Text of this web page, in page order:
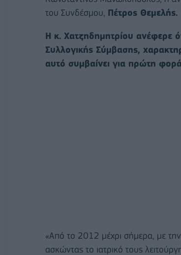
του Συνδέσμου, Πέτρος Θεμελής.
Η κ. Χατζηδημητρίου ανέφερε
Συλλογικής Σύμβασης,
αυτό συμβαίνει για πρώτη
«Aπό το 2012 μέχρι σήμερα, με την
ασκώντας το ιατρικό τους